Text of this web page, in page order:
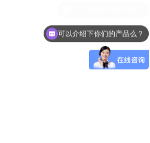
可以介绍下你们的产品么？